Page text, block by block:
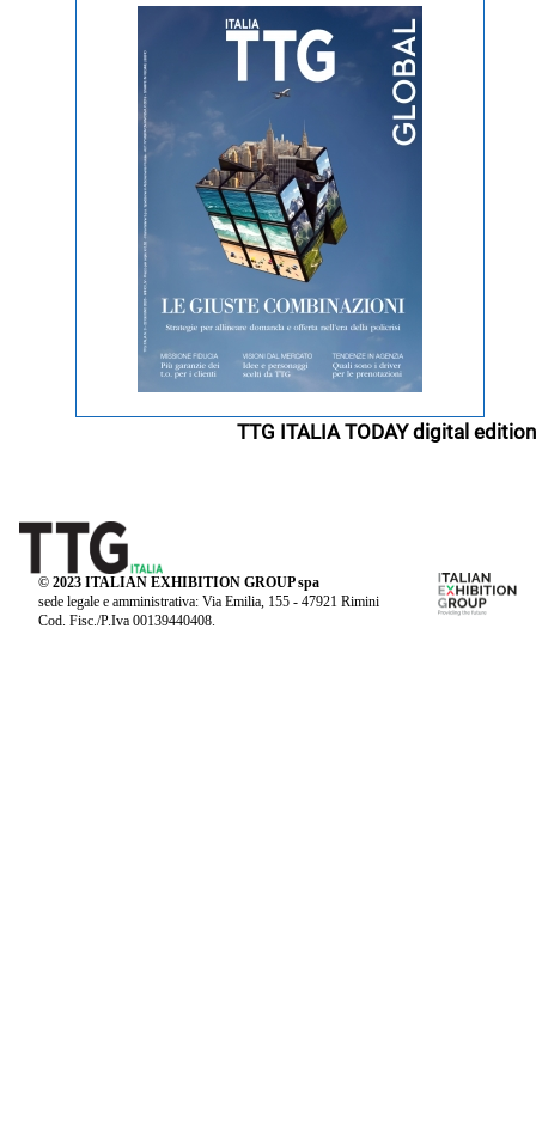
TTG ITALIA TODAY digital edition
© 2023 ITALIAN EXHIBITION GROUP spa
sede legale e amministrativa: Via Emilia, 155 - 47921 Rimini
Cod. Fisc./P.Iva 00139440408.